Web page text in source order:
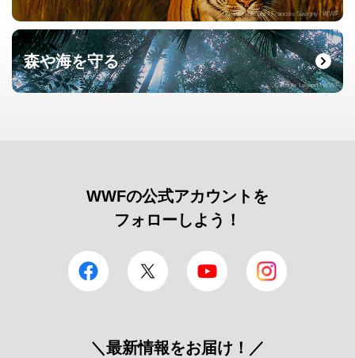
© naturepl.com / Francois Savigny / WWF
森や海を守る
© Roger Leguen / WWF
WWFの公式アカウントを
フォローしよう！
facebook Twitter YouTube
＼最新情報をお届け！／